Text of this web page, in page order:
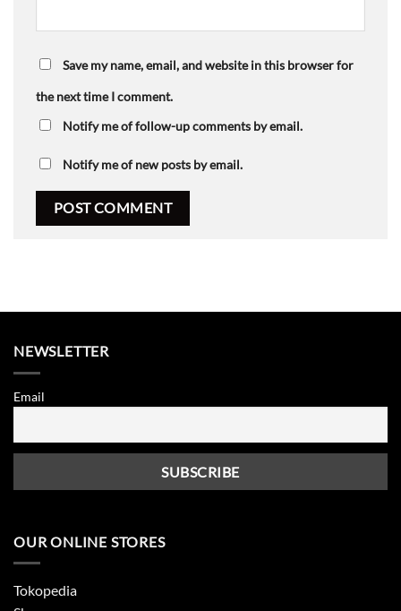
Save my name, email, and website in this browser for
the next time I comment.
Notify me of follow-up comments by email.
Notify me of new posts by email.
NEWSLETTER
Email
OUR ONLINE STORES
Tokopedia